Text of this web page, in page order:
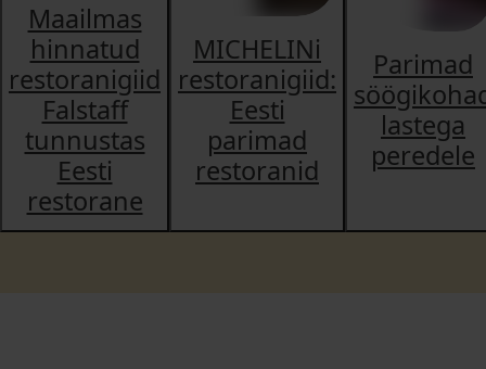
Maailmas
hinnatud
restoranigiid
Falstaff
tunnustas
Eesti
restorane
MICHELINi
restoranigiid:
Eesti
parimad
restoranid
Parimad
lastega
peredele